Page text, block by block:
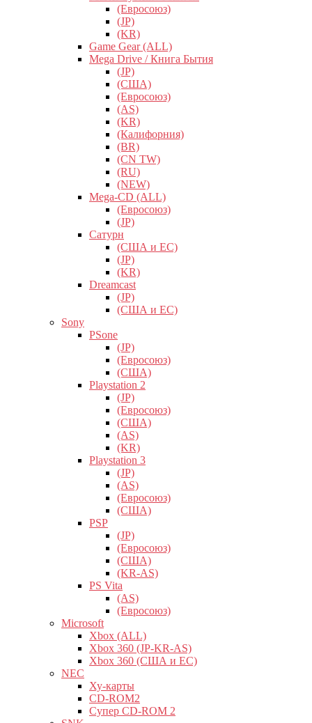
(Евросоюз)
(JP)
(KR)
Game Gear (ALL)
Mega Drive / Книга Бытия
(JP)
(США)
(Евросоюз)
(AS)
(KR)
(Калифорния)
(BR)
(CN TW)
(RU)
(NEW)
Mega-CD (ALL)
(Евросоюз)
(JP)
Сатурн
(США и ЕС)
(JP)
(KR)
Dreamcast
(JP)
(США и ЕС)
Sony
PSone
(JP)
(Евросоюз)
(США)
Playstation 2
(JP)
(Евросоюз)
(США)
(AS)
(KR)
Playstation 3
(JP)
(AS)
(Евросоюз)
(США)
PSP
(JP)
(Евросоюз)
(США)
(KR-AS)
PS Vita
(AS)
(Евросоюз)
Microsoft
Xbox (ALL)
Xbox 360 (JP-KR-AS)
Xbox 360 (США и ЕС)
NEC
Ху-карты
CD-ROM2
Супер CD-ROM 2